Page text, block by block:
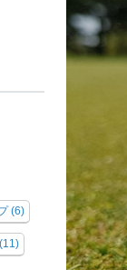
(6)
(11)